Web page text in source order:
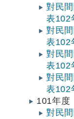
對民
表102
對民
表102
對民
表102
對民
表102
101年度
對民